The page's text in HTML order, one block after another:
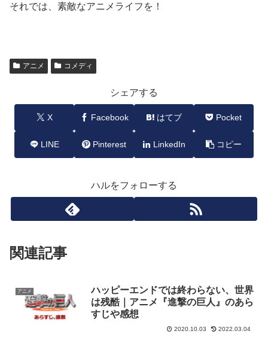
それでは、素敵なアニメライフを！
アニメ コメディ
シェアする
X Facebook はてブ Pocket
LINE Pinterest LinkedIn コピー
ハルをフォローする
関連記事
アニメ
ハッピーエンドでは終わらない、世界
は残酷｜アニメ『進撃の巨人』のあら
すじや感想
2020.10.03 2022.03.04